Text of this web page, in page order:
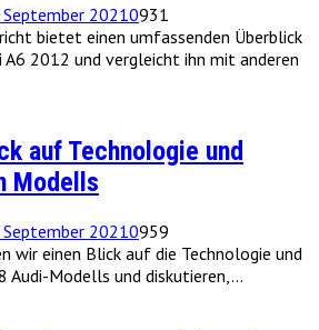
September 20210931
bietet einen umfassenden Überblick
A6 2012 und vergleicht ihn mit anderen
auf Technologie und
Modells
September 20210959
wir einen Blick auf die Technologie und
Audi-Modells und diskutieren,...